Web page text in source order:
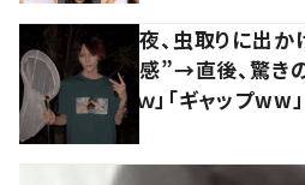
夜、虫取りに出
感”→直後、驚き
ｗ」「ギャップww」